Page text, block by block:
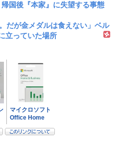
国後『本家』に失望する事態
だが金メダルは食えない」ベル
立っていた場所